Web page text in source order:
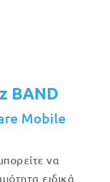
BAND
Mobile
να
ειδικά